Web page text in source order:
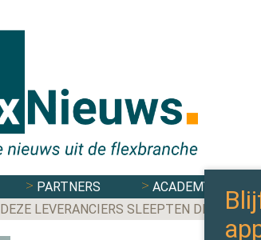
PARTNERS ACADEMY
DEZE LEVERANCIERS SLEEPTEN DE